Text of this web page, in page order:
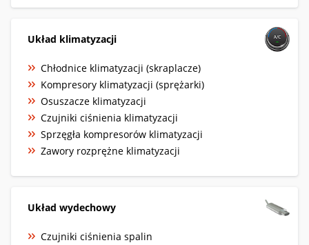
Układ klimatyzacji
Chłodnice klimatyzacji (skraplacze)
Kompresory klimatyzacji (sprężarki)
Osuszacze klimatyzacji
Czujniki ciśnienia klimatyzacji
Sprzęgła kompresorów klimatyzacji
Zawory rozprężne klimatyzacji
Układ wydechowy
Czujniki ciśnienia spalin